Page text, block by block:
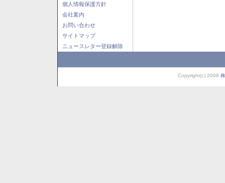
個人情報保護方針
会社案内
お問い合わせ
サイトマップ
ニュースレター登録解除
Copyright(c) 2008